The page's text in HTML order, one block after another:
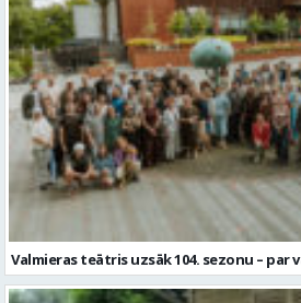
Valmieras teātris uzsāk 104. sezonu – par